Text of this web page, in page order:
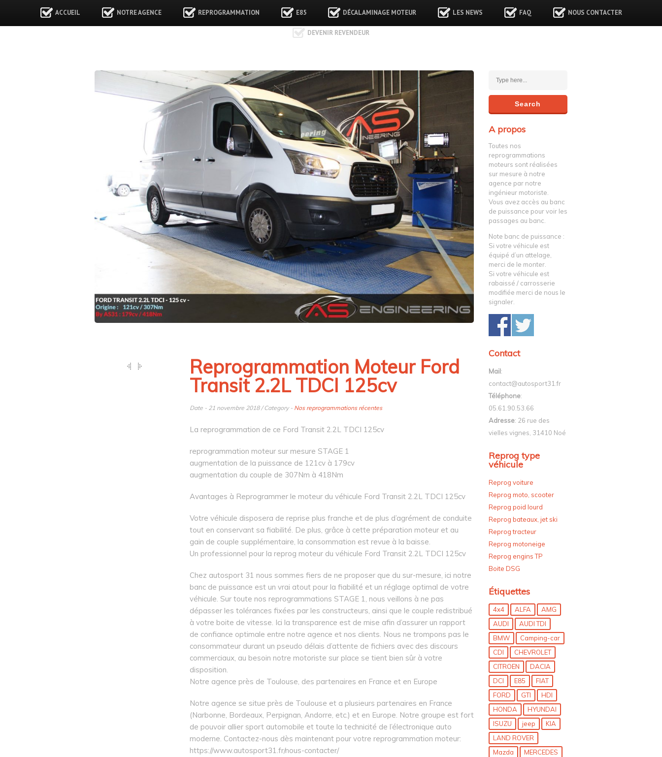
ACCUEIL NOTRE AGENCE REPROGRAMMATION E85 DÉCALAMINAGE MOTEUR LES NEWS FAQ NOUS CONTACTER
DEVENIR REVENDEUR
Reprogrammation Moteur Ford
Transit 2.2L TDCI 125cv
Date - 21 novembre 2018 / Category - Nos reprogrammations récentes
La reprogrammation de ce Ford Transit 2.2L TDCI 125cv
reprogrammation moteur sur mesure STAGE 1
augmentation de la puissance de 121cv à 179cv
augmentation du couple de 307Nm à 418Nm
Avantages à Reprogrammer le moteur du véhicule Ford Transit 2.2L TDCI 125cv
Votre véhicule disposera de reprise plus franche et de plus d’agrément de conduite
tout en conservant sa fiabilité. De plus, grâce à cette préparation moteur et au
gain de couple supplémentaire, la consommation est revue à la baisse.
Un professionnel pour la reprog moteur du véhicule Ford Transit 2.2L TDCI 125cv
Chez autosport 31 nous sommes fiers de ne proposer que du sur-mesure, ici notre
banc de puissance est un vrai atout pour la fiabilité et un réglage optimal de votre
véhicule. Sur toute nos reprogrammations STAGE 1, nous veillons à ne pas
dépasser les tolérances fixées par les constructeurs, ainsi que le couple redistribué
à votre boite de vitesse. Ici la transparence est de mise afin d’assurer un rapport
de confiance optimale entre notre agence et nos clients. Nous ne trompons pas le
consommateur durant un pseudo délais d’attente de fichiers avec des discours
commerciaux, au besoin notre motoriste sur place se tient bien sûr à votre
disposition.
Notre agence près de Toulouse, des partenaires en France et en Europe
Notre agence se situe près de Toulouse et a plusieurs partenaires en France
(Narbonne, Bordeaux, Perpignan, Andorre, etc.) et en Europe. Notre groupe est fort
de pouvoir allier sport automobile et toute la technicité de l’électronique auto
moderne. Contactez-nous dès maintenant pour votre reprogrammation moteur:
https://www.autosport31.fr/nous-contacter/
A propos
Toutes nos
reprogrammations
moteurs sont réalisées
sur mesure à notre
agence par notre
ingénieur motoriste.
Vous avez accès au banc
de puissance pour voir les
passages au banc.
Note banc de puissance :
Si votre véhicule est
équipé d’un attelage,
merci de le monter.
Si votre véhicule est
rabaissé / carrosserie
modifiée merci de nous le
signaler.
Contact
Mail:
contact@autosport31.fr
Téléphone:
05.61.90.53.66
Adresse: 26 rue des
vielles vignes, 31410 Noé
Reprog type
véhicule
Reprog voiture
Reprog moto, scooter
Reprog poid lourd
Reprog bateaux, jet ski
Reprog tracteur
Reprog motoneige
Reprog engins TP
Boite DSG
Étiquettes
4x4 ALFA
AMG
AUDI
AUDI TDI
BMW
Camping-car
CDI
CHEVROLET
CITROEN
DACIA
DCI
E85
FIAT
FORD
GTI
HDI
HONDA
HYUNDAI
ISUZU
jeep
KIA
LAND ROVER
Mazda
MERCEDES